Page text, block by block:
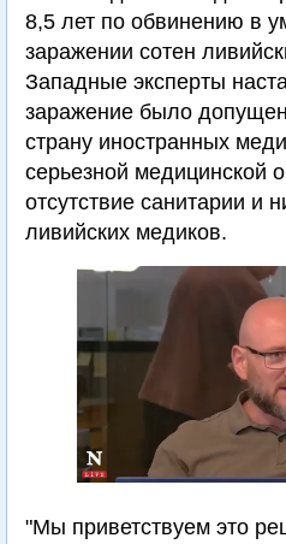
8,5 лет по обвинению в
заражении сотен
Западные эксперты
заражение было
страну иностранных
серьезной медицинской
отсутствие санитарии и
ливийских медиков.
"Мы приветствуем это